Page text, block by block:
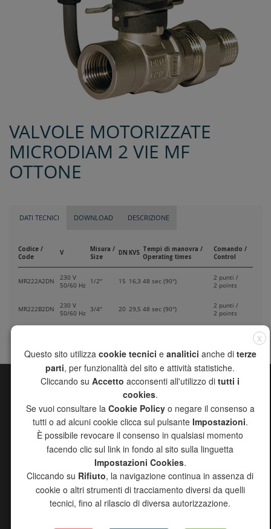
VALVOLE MOTORIZZATE
MICRODIAM 2 VIE MF
OTTONE
DATI TECNICI DOWNLOAD DESCRIZIONE
Codice /
Code
V
Misura /
Size
DN KVS Tempi di manovra /
Operating times
Comando /
Control
MR222A2DN
230 V
50/60 Hz
1/2" 15 16,3 48 sec (90°)
2 punti /
2 points
MR222B2DN
230 V
50/60 Hz
3/4" 20 29,5 48 sec (90°)
2 punti /
2 points
CHANNEL
AZIENDA
PRODOTTI
RICERCA AGENTI
DOWNLOAD
PROGETTO 2000
NEWS
CONTATTI
X
Questo sito utilizza cookie tecnici e analitici anche di terze
parti, per funzionalità del sito e attività statistiche.
Cliccando su Accetto acconsenti all'utilizzo di tutti i
cookies.
Se vuoi consultare la Cookie Policyo negare il consenso a
tutti o ad alcuni cookie clicca sul pulsante Impostazioni.
È possibile revocare il consenso in qualsiasi momento
facendo clic sul link in fondo al sito sulla linguetta
Impostazioni Cookies.
Cliccando su Rifiuto, la navigazione continua in assenza di
cookie o altri strumenti di tracciamento diversi da quelli
tecnici, fino al rilascio di diversa autorizzazione.